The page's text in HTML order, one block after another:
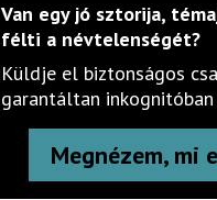
Van egy jó sztorija,
félti a névtelenségét?
Küldje el biztonságos
garantáltan
Megnézem, mi